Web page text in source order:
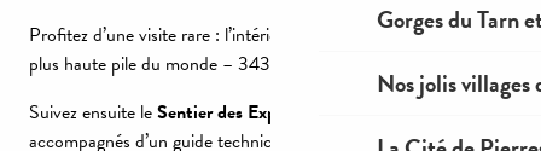
Gorges du Tarn
Nos jolis villages
Profitez d’une visite rare : l’intérieur de l’emblématiqueP2, la
plus haute pile du monde – 343 mètres jusqu’au sommet !
Suivez ensuite leSentier des Explorateurs
accompagnés d’un guide technicien de la Compagnie Eiffage du